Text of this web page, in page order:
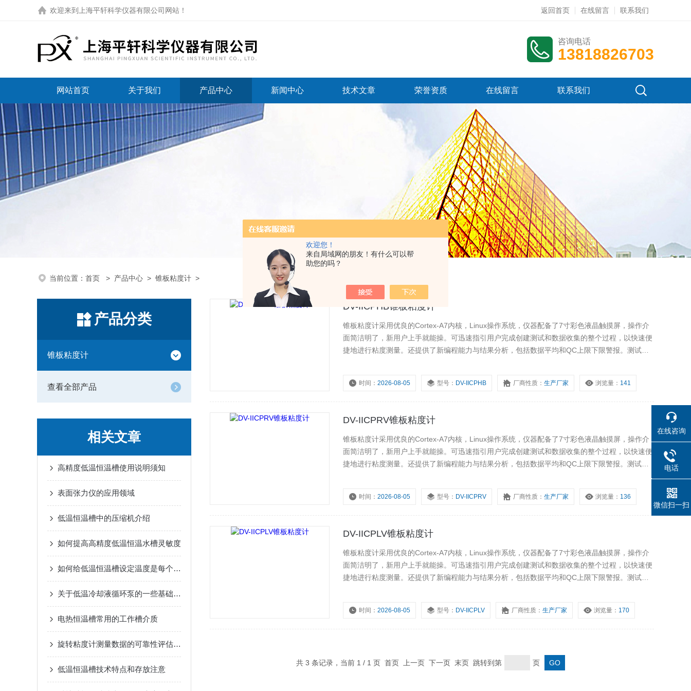
欢迎您！
来自局域网的朋友！有什么可以帮
助您的吗？
欢迎来到 上海平轩科学仪器有限公司网站 ！ 返回首页 在线留言 联系我们
咨询电话
13818826703
网站首页 关于我们 产品中心 新闻中心 技术文章 荣誉资质 在线留言 联系我们
当前位置： 首页 > 产品中心 > 锥板粘度计 >
产品分类
锥板粘度计
查看全部产品
相关文章
高精度低温恒温槽使用说明须知
表面张力仪的应用领域
低温恒温槽中的压缩机介绍
如何提高高精度低温恒温水槽灵敏度
如何给低温恒温槽设定温度是每个新手用户必须要了解的一项内容
关于低温冷却液循环泵的一些基础知识
电热恒温槽常用的工作槽介质
旋转粘度计测量数据的可靠性评估与优化措施
低温恒温槽技术特点和存放注意
DV-IICPHB锥板粘度计
锥板粘度计采用优良的Cortex-A7内核，Linux操作系统，仪器配备了7寸彩色液晶触摸屏，操作介
面简洁明了，新用户上手就能操。可迅速指引用户完成创建测试和数据收集的整个过程，以快速便
捷地进行粘度测量。还提供了新编程能力与结果分析，包括数据平均和QC上限下限警报。测试数
时间：2026-08-05 型号： DV-IICPHB 厂商性质：生产厂家 浏览量： 141
DV-IICPRV锥板粘度计
锥板粘度计采用优良的Cortex-A7内核，Linux操作系统，仪器配备了7寸彩色液晶触摸屏，操作介
面简洁明了，新用户上手就能操。可迅速指引用户完成创建测试和数据收集的整个过程，以快速便
捷地进行粘度测量。还提供了新编程能力与结果分析，包括数据平均和QC上限下限警报。测试数
时间：2026-08-05 型号： DV-IICPRV 厂商性质：生产厂家 浏览量： 136
DV-IICPLV锥板粘度计
锥板粘度计采用优良的Cortex-A7内核，Linux操作系统，仪器配备了7寸彩色液晶触摸屏，操作介
面简洁明了，新用户上手就能操。可迅速指引用户完成创建测试和数据收集的整个过程，以快速便
捷地进行粘度测量。还提供了新编程能力与结果分析，包括数据平均和QC上限下限警报。测试数
时间：2026-08-05 型号： DV-IICPLV 厂商性质：生产厂家 浏览量： 170
共 3 条记录，当前 1 / 1 页 首页 上一页 下一页 末页 跳转到第 页
在线咨询
电话
微信扫一扫